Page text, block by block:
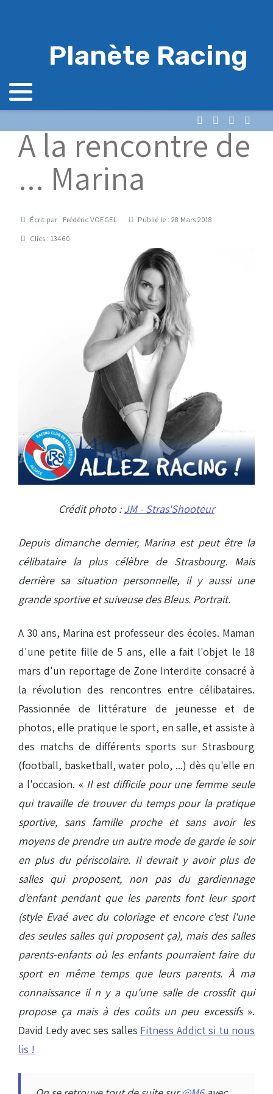
Planète Racing
A la rencontre de
... Marina
DétailsÉcrit par : Frédéric VOEGEL
Publié le : 28 Mars 2018
Clics : 13460
Crédit photo :JM - Stras'Shooteur
Depuis dimanche dernier, Marina est peut être la
célibataire la plus célèbre de Strasbourg. Mais
derrière sa situation personnelle, il y aussi une
grande sportive et suiveuse des Bleus. Portrait.
A 30 ans, Marina est professeur des écoles. Maman
d'une petite fille de 5 ans, elle a fait l'objet le 18
mars d'un reportage de Zone Interdite consacré à
la révolution des rencontres entre célibataires.
Passionnée de littérature de jeunesse et de
photos, elle pratique le sport, en salle, et assiste à
des matchs de différents sports sur Strasbourg
(football, basketball, water polo, ...) dès qu'elle en
a l'occasion. « Il est difficile pour une femme seule
qui travaille de trouver du temps pour la pratique
sportive, sans famille proche et sans avoir les
moyens de prendre un autre mode de garde le soir
en plus du périscolaire. Il devrait y avoir plus de
salles qui proposent, non pas du gardiennage
d'enfant pendant que les parents font leur sport
(style Evaé avec du coloriage et encore c'est l'une
des seules salles qui proposent ça), mais des salles
parents-enfants où les enfants pourraient faire du
sport en même temps que leurs parents. À ma
connaissance il n y a qu'une salle de crossfit qui
propose ça mais à des coûts un peu excessifs».
David Ledy avec ses salles Fitness Addict si tu nous
lis !